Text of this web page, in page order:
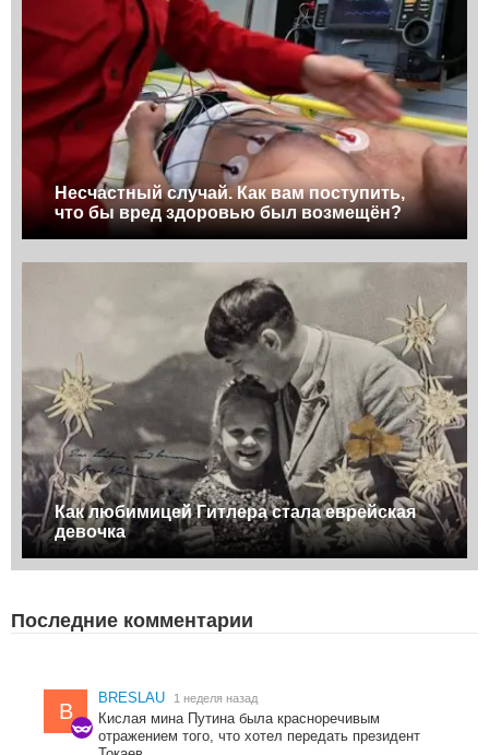
Несчастный случай. Как вам поступить,
что бы вред здоровью был возмещён?
Как любимицей Гитлера стала еврейская
девочка
Последние комментарии
B
BRESLAU 1 неделя назад
Кислая мина Путина была красноречивым
отражением того, что хотел передать президент